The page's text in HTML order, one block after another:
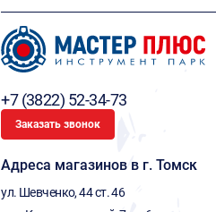
+7 (3822) 52-34-73
Заказать звонок
Адреса магазинов в г. Томск
ул. Шевченко, 44 ст. 46